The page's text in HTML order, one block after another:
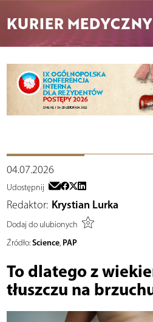
KURIER MEDYCZNY
04.07.2026
Udostępnij
Redaktor: Krystian Lurka
Dodaj do ulubionych
Źródło: Science, PAP
To dlatego z
tłuszczu na